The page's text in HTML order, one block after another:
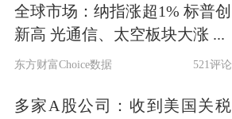
全球市场：纳指涨超1% 标普创
新高 光通信、太空板块大涨 ...
东方财富Choice数据 521评论
多家A股公司：收到美国关税